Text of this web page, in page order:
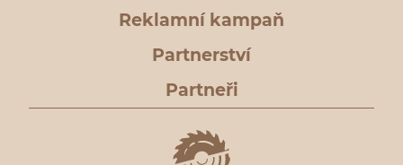
Reklamní kampaň
Partnerství
Partneři